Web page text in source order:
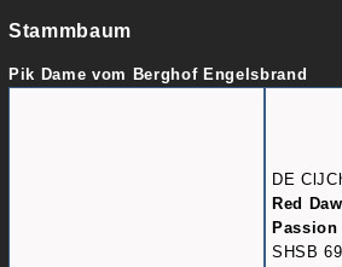
Stammbaum
Pik Dame vom Berghof Engelsbrand
DE
Red
Passion
SHSB